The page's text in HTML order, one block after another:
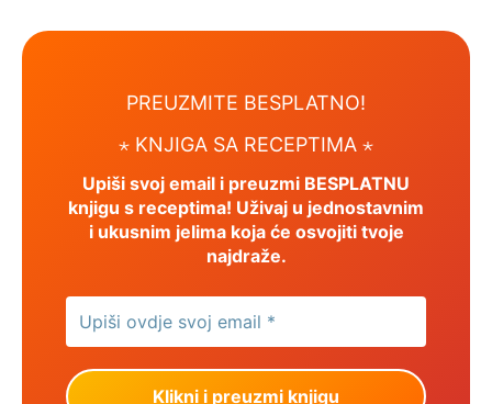
PREUZMITE BESPLATNO!
⋆ KNJIGA SA RECEPTIMA ⋆
Upiši svoj email i preuzmi BESPLATNU
knjigu s receptima! Uživaj u jednostavnim
i ukusnim jelima koja će osvojiti tvoje
najdraže.